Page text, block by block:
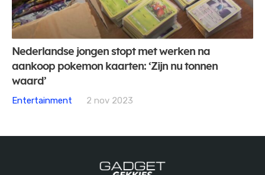
Nederlandse jongen stopt met werken na
aankoop pokemon kaarten: ‘Zijn nu tonnen
waard’
Entertainment
2 nov 2023